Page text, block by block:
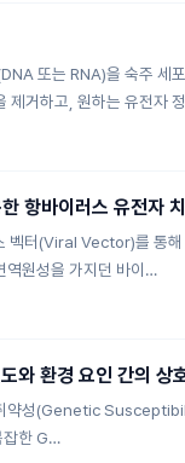
또는 RNA)을 숙주 세
제거하고, 원하는 유전자
항바이러스 유전자
터(Viral Vector)를 통해
역원성을 가지던 바이…
와 환경 요인 간의 상
약성(Genetic
잡한 G…